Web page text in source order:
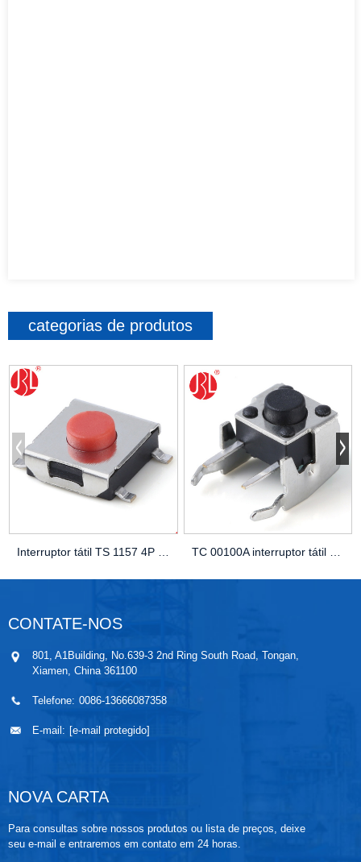
categorias de produtos
CONTATE-NOS
801, A1Building, No.639-3 2nd Ring South Road, Tongan,
Xiamen, China 361100
Telefone: 0086-13666087358
E-mail: [e-mail protegido]
NOVA CARTA
Para consultas sobre nossos produtos ou lista de preços, deixe
seu e-mail e entraremos em contato em 24 horas.